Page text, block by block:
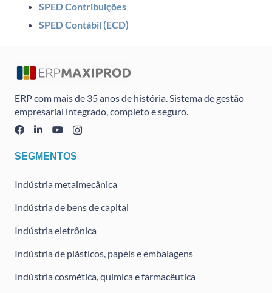
SPED Contribuições
SPED Contábil (ECD)
ERP com mais de 35 anos de história. Sistema de gestão
empresarial integrado, completo e seguro.
SEGMENTOS
Indústria metalmecânica
Indústria de bens de capital
Indústria eletrônica
Indústria de plásticos, papéis e embalagens
Indústria cosmética, química e farmacêutica